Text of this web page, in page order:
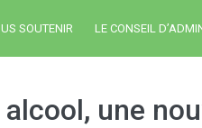
SOUTENIR LE CONSEIL
alcool, une